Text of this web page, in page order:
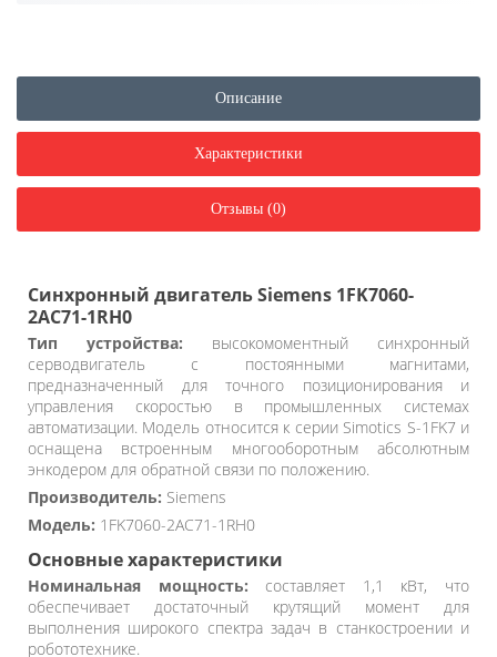
Описание
Характеристики
Отзывы (0)
Синхронный двигатель Siemens 1FK7060-
2AC71-1RH0
Тип устройства: высокомоментный синхронный
серводвигатель с постоянными магнитами,
предназначенный для точного позиционирования и
управления скоростью в промышленных системах
автоматизации. Модель относится к серии Simotics S-1FK7 и
оснащена встроенным многооборотным абсолютным
энкодером для обратной связи по положению.
Производитель: Siemens
Модель: 1FK7060-2AC71-1RH0
Основные характеристики
Номинальная мощность: составляет 1,1 кВт, что
обеспечивает достаточный крутящий момент для
выполнения широкого спектра задач в станкостроении и
робототехнике.